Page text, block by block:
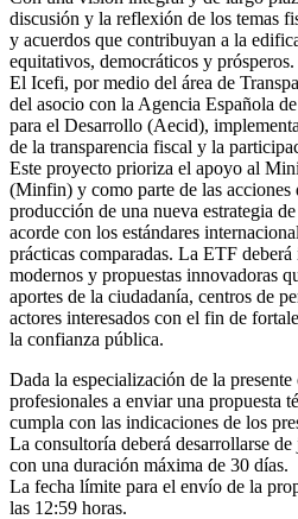
discusión y la reflexión de los temas
y acuerdos que contribuyan a la
equitativos, democráticos y prósperos.
El Icefi, por medio del área de
del asocio con la Agencia Española
para el Desarrollo (Aecid),
de la transparencia fiscal y la
Este proyecto prioriza el apoyo al
(Minfin) y como parte de las
producción de una nueva estrategia
acorde con los estándares
prácticas comparadas. La ETF
modernos y propuestas innovadoras
aportes de la ciudadanía, centros de
actores interesados con el fin de
la confianza pública.
Dada la especialización de la
profesionales a enviar una propuesta
cumpla con las indicaciones de los
La consultoría deberá desarrollarse
con una duración máxima de 30 días.
La fecha límite para el envío de la
las 12:59 horas.